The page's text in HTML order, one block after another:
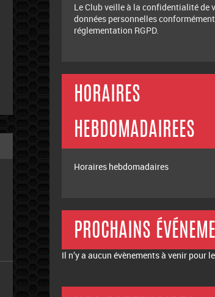
Le Club veille à la confidentialité de
données personnelles
réglementation RGPD.
HORAIRES
HEBDOMADAIREES
Horaires hebdomadaires
PROCHAINS
Il n’y a aucun évènements à venir pour